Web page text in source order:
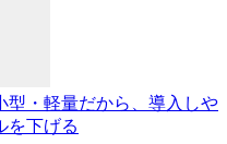
型・軽量だから、導入しや
を下げる